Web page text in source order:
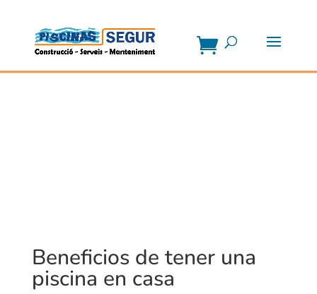
Beneficios de tener una
piscina en casa